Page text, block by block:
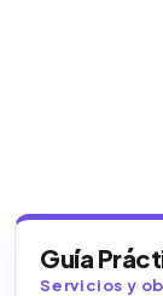
Guía
Servicios y